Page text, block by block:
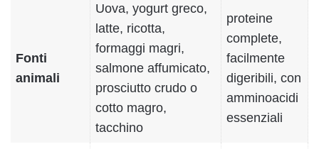
Fonti
animali
Uova, yogurt greco,
latte, ricotta,
formaggi magri,
salmone affumicato,
prosciutto crudo o
cotto magro,
tacchino
proteine
complete,
facilmente
digeribili, con
amminoacidi
essenziali